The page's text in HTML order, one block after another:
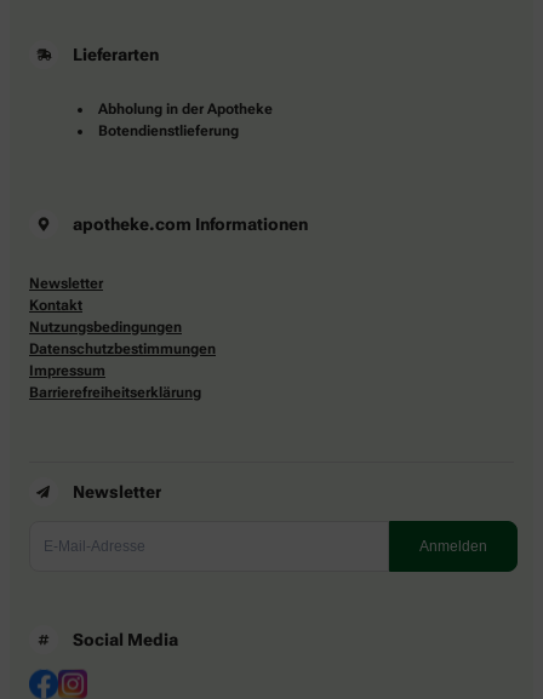
Lieferarten
Abholung in der Apotheke
Botendienstlieferung
apotheke.com Informationen
Newsletter
Kontakt
Nutzungsbedingungen
Datenschutzbestimmungen
Impressum
Barrierefreiheitserklärung
Newsletter
Social Media